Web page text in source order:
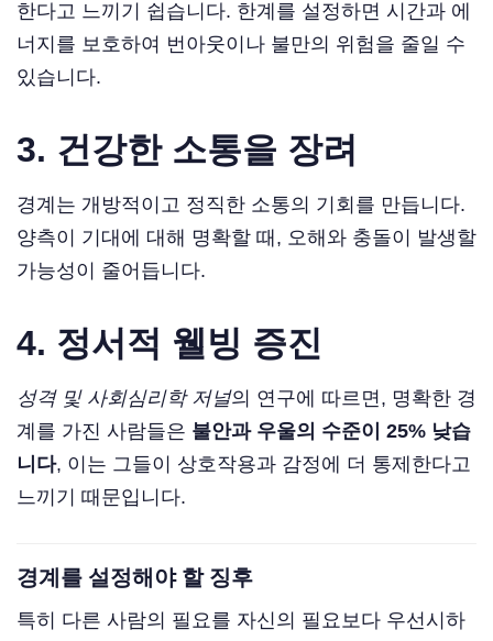
한다고 느끼기 쉽습니다. 한계를 설정하면 시간과 에
너지를 보호하여 번아웃이나 불만의 위험을 줄일 수
있습니다.
3. 건강한 소통을 장려
경계는 개방적이고 정직한 소통의 기회를 만듭니다.
양측이 기대에 대해 명확할 때, 오해와 충돌이 발생할
가능성이 줄어듭니다.
4. 정서적 웰빙 증진
성격 및 사회심리학 저널의 연구에 따르면, 명확한 경
계를 가진 사람들은 불안과 우울의 수준이 25% 낮습
니다, 이는 그들이 상호작용과 감정에 더 통제한다고
느끼기 때문입니다.
경계를 설정해야 할 징후
특히 다른 사람의 필요를 자신의 필요보다 우선시하